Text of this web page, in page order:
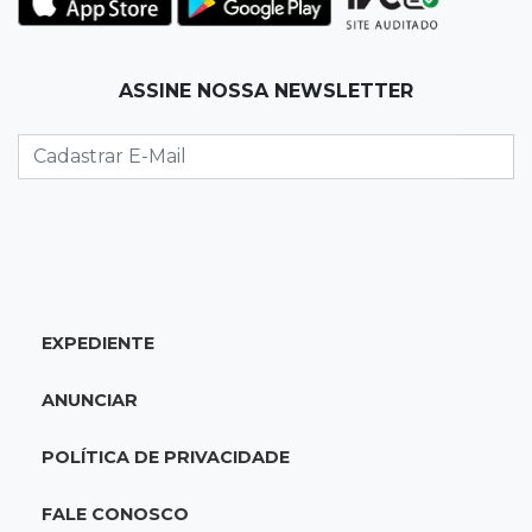
Jovem morre baleado e suspeita envolve
Pantanal treina em Goiânia antes de jogo que
vale acesso inédito à Série A2
Defesa diz que preso suspeito de sequestro
ASSINE NOSSA NEWSLETTER
EXPEDIENTE
ANUNCIAR
POLÍTICA DE PRIVACIDADE
FALE CONOSCO